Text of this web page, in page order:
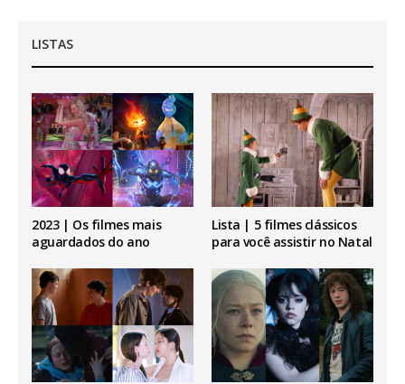
LISTAS
2023 | Os filmes mais
aguardados do ano
Lista | 5 filmes clássicos
para você assistir no Natal